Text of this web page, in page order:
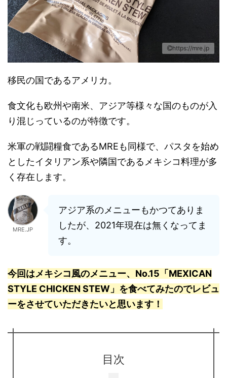
https://mre.jp
移民の国であるアメリカ。
食文化も欧州や南米、アジア等様々な国のものが入
り混じっているのが特徴です。
米軍の戦闘糧食であるMREも同様で、パスタを始め
としたイタリアン系や隣国であるメキシコ料理が多
く存在します。
MRE.JP
アジア系のメニューもかつてありま
したが、2021年現在は無くなってま
す。
今回はメキシコ風のメニュー、No.15「MEXICAN
STYLE CHICKEN STEW」を食べてみたのでレビュ
ーをさせていただきたいと思います！
目次